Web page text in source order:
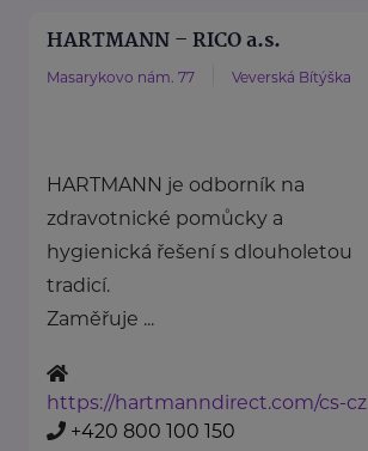
HARTMANN – RICO a.s.
Masarykovo nám. 77 Veverská Bítýška
HARTMANN je odborník na
zdravotnické pomůcky a
hygienická řešení s dlouholetou
tradicí.
Zaměřuje ...
https://hartmanndirect.com/cs-cz
+420 800 100 150